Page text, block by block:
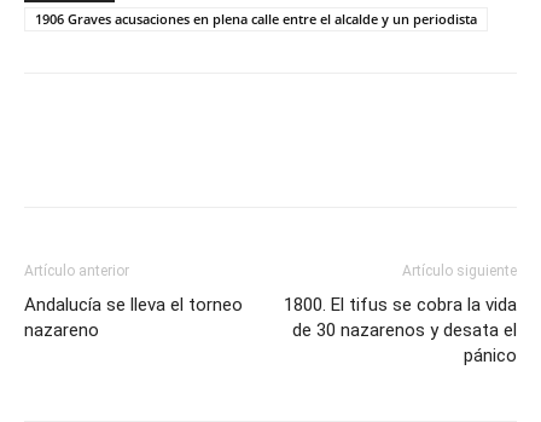
1906 Graves acusaciones en plena calle entre el alcalde y un periodista
Artículo anterior
Andalucía se lleva el torneo
nazareno
Artículo siguiente
1800. El tifus se cobra la vida
de 30 nazarenos y desata el
pánico